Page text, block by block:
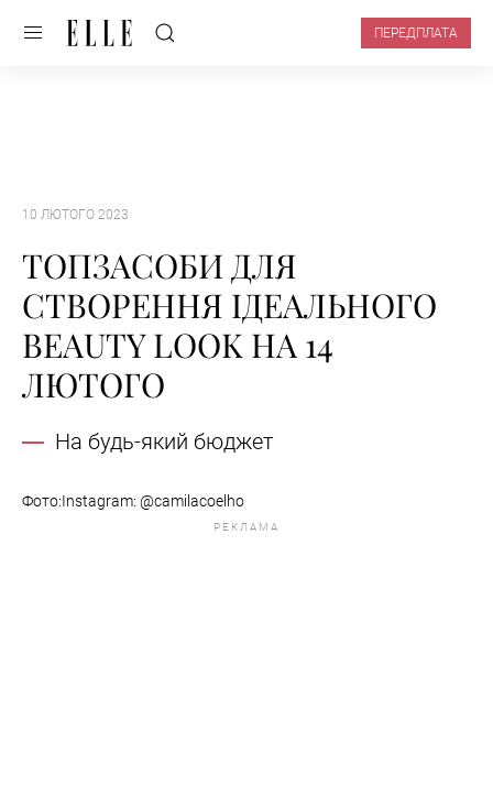
ПЕРЕДПЛАТА
10 ЛЮТОГО 2023
ТОПЗАСОБИ ДЛЯ
СТВОРЕННЯ ІДЕАЛЬНОГО
BEAUTY LOOK НА 14
ЛЮТОГО
На будь-який бюджет
Фото:Instagram: @camilacoelho
РЕКЛАМА